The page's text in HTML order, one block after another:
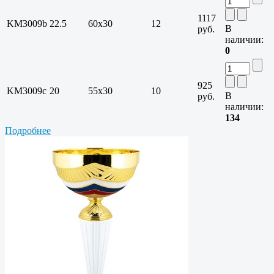
KM3009b 22.5 60х30 12
1117
руб.
В
наличии:
0
KM3009c 20 55х30 10
925
руб.
В
наличии:
134
Подробнее